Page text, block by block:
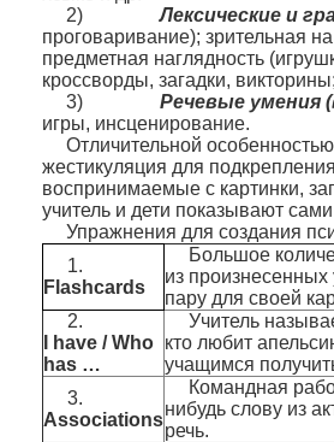
2)Лексические и
проговаривание); зрительная
предметная наглядность
кроссворды, загадки,
3) Речевые умения
игры, инсценирование.
Отличительной
жестикуляция для
воспринимаемые с картинки,
учитель и дети показывают
Упражнения для создания
1.
Flashcards
Большое
из произнесенных
пару для своей
2.
I have /Who
has …
Учитель
кто любит
учащимся
3.
Associations
Командная
нибудь слову из
речь.